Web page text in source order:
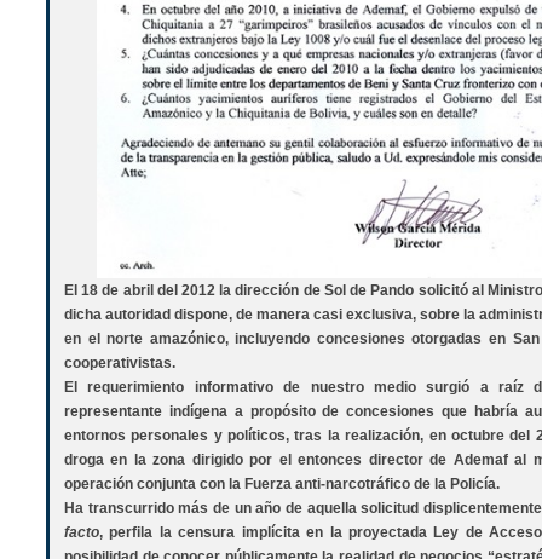
El 18 de abril del 2012 la dirección de Sol de Pando solicitó al
dicha autoridad dispone, de manera casi exclusiva, sobre la
en el norte amazónico, incluyendo concesiones otorgadas en
cooperativistas.
El requerimiento informativo de nuestro medio surgió a raíz
representante indígena a propósito de concesiones que habría
entornos personales y políticos, tras la realización, en octubre del
droga en la zona dirigido por el entonces director de Ademaf al
operación conjunta con la Fuerza anti-narcotráfico de la Policía.
Ha transcurrido más de un año de aquella solicitud
facto, perfila la censura implícita en la proyectada Ley de